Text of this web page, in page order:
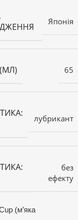
Японія
65
лубрикант
без
ефекту
(м’яка